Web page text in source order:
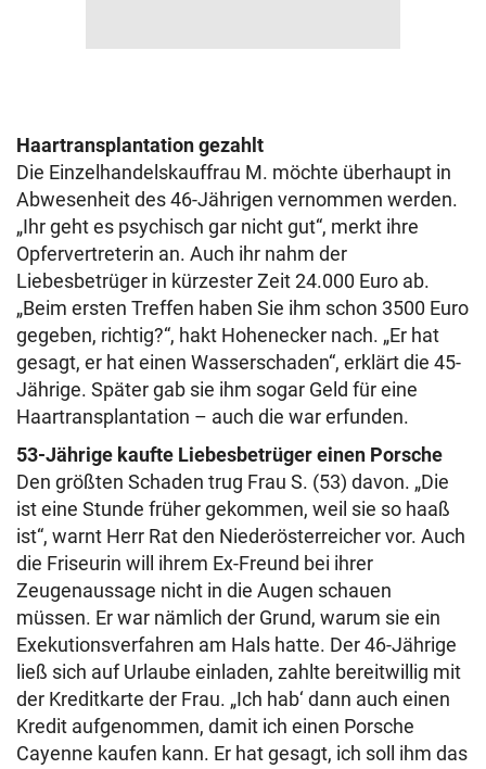
Haartransplantation gezahlt
Die Einzelhandelskauffrau M. möchte überhaupt in
Abwesenheit des 46-Jährigen vernommen werden.
„Ihr geht es psychisch gar nicht gut“, merkt ihre
Opfervertreterin an. Auch ihr nahm der
Liebesbetrüger in kürzester Zeit 24.000 Euro ab.
„Beim ersten Treffen haben Sie ihm schon 3500 Euro
gegeben, richtig?“, hakt Hohenecker nach. „Er hat
gesagt, er hat einen Wasserschaden“, erklärt die 45-
Jährige. Später gab sie ihm sogar Geld für eine
Haartransplantation – auch die war erfunden.
53-Jährige kaufte Liebesbetrüger einen Porsche
Den größten Schaden trug Frau S. (53) davon. „Die
ist eine Stunde früher gekommen, weil sie so haaß
ist“, warnt Herr Rat den Niederösterreicher vor. Auch
die Friseurin will ihrem Ex-Freund bei ihrer
Zeugenaussage nicht in die Augen schauen
müssen. Er war nämlich der Grund, warum sie ein
Exekutionsverfahren am Hals hatte. Der 46-Jährige
ließ sich auf Urlaube einladen, zahlte bereitwillig mit
der Kreditkarte der Frau. „Ich hab‘ dann auch einen
Kredit aufgenommen, damit ich einen Porsche
Cayenne kaufen kann. Er hat gesagt, ich soll ihm das